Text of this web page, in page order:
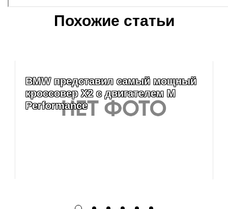
Похожие статьи
BMW представил самый мощный
кроссовер X2 с двигателем M
Performance